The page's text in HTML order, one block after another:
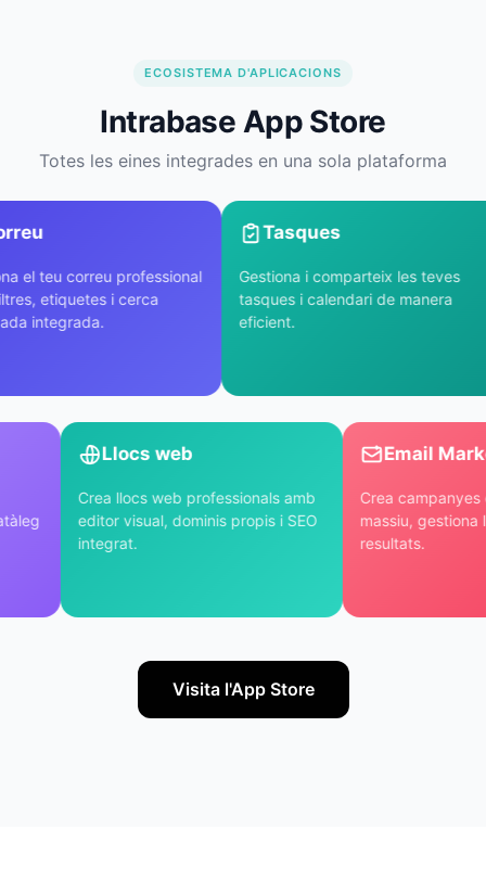
ECOSISTEMA D'APLICACIONS
Intrabase App Store
Totes les eines integrades en una sola plataforma
el teu correu professional
etiquetes i cerca
integrada.
Tasques
Gestiona i comparteix les teves
tasques i calendari de manera
eficient.
Llocs web
Crea llocs web professionals amb
editor visual, dominis propis i SEO
integrat.
Email
Crea
massiu,
resultats.
Visita l'App Store